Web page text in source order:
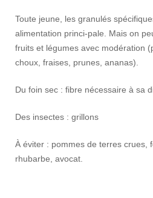
Toute jeune, les granulés
alimentation princi-pale. Mais on
fruits et légumes avec modération
choux, fraises, prunes, ananas).
Du foin sec : fibre nécessaire à sa
Des insectes : grillons
À éviter : pommes de terres crues,
rhubarbe, avocat.